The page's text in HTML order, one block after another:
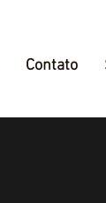
Contato